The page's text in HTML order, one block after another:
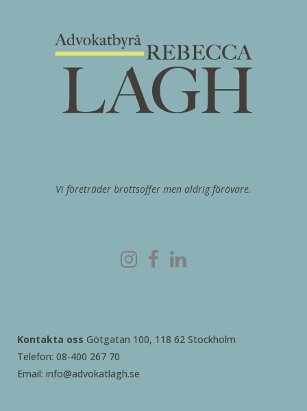
Vi företräder brottsoffer men aldrig förövare.
Kontakta oss Götgatan 100, 118 62 Stockholm
Telefon: 08-400 267 70
Email: info@advokatlagh.se